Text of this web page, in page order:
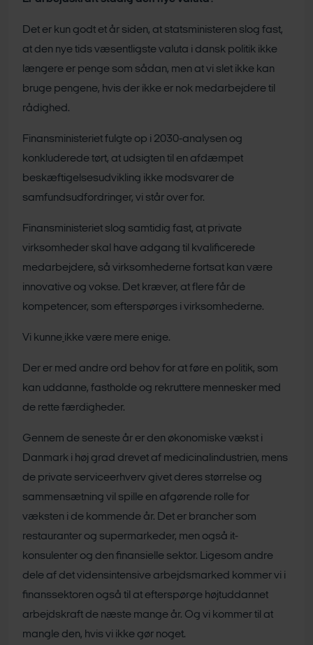
Det er kun godt et år siden, at statsministeren slog fast,
at den nye tids væsentligste valuta i dansk politik ikke
længere er penge som sådan, men at vi slet ikke kan
bruge pengene, hvis der ikke er nok medarbejdere til
rådighed.
Finansministeriet fulgte op i 2030-analysen og
konkluderede tørt, at udsigten til en afdæmpet
beskæftigelsesudvikling ikke modsvarer de
samfundsudfordringer, vi står over for.
Finansministeriet slog samtidig fast, at private
virksomheder skal have adgang til kvalificerede
medarbejdere, så virksomhederne fortsat kan være
innovative og vokse. Det kræver, at flere får de
kompetencer, som efterspørges i virksomhederne.
Vi kunne ikke være mere enige.
Der er med andre ord behov for at føre en politik, som
kan uddanne, fastholde og rekruttere mennesker med
de rette færdigheder.
Gennem de seneste år er den økonomiske vækst i
Danmark i høj grad drevet af medicinalindustrien, mens
de private serviceerhverv givet deres størrelse og
sammensætning vil spille en afgørende rolle for
væksten i de kommende år. Det er brancher som
restauranter og supermarkeder, men også it-
konsulenter og den finansielle sektor. Ligesom andre
dele af det vidensintensive arbejdsmarked kommer vi i
finanssektoren også til at efterspørge højtuddannet
arbejdskraft de næste mange år. Og vi kommer til at
mangle den, hvis vi ikke gør noget.